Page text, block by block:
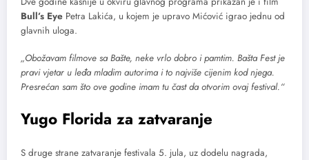
Bull’s Eye Petra Lakića, u kojem je upravo Mićović igrao jednu od
glavnih uloga.
„Obožavam filmove sa Bašte, neke vrlo dobro i pamtim. Bašta Fest je
pravi vjetar u leđa mladim autorima i to najviše cijenim kod njega.
Presrećan sam što ove godine imam tu čast da otvorim ovaj festival.“
Yugo Florida za zatvaranje
S druge strane zatvaranje festivala 5. jula, uz dodelu nagrada,